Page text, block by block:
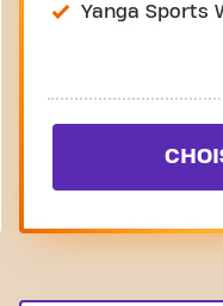
Yanga Sports